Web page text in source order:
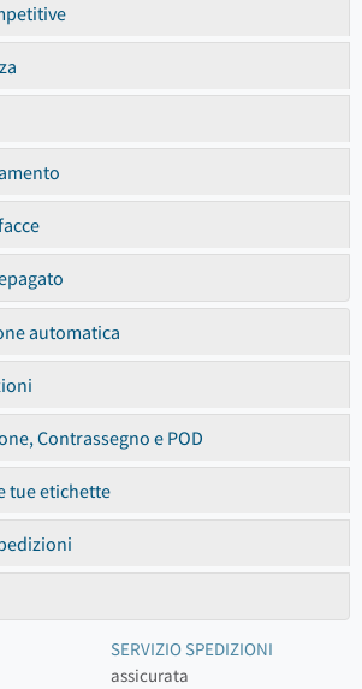
automatica
Contrassegno e POD
tue etichette
SERVIZIO SPEDIZIONI
assicurata